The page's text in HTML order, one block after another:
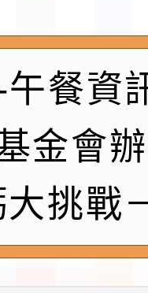
參觀特色
計畫」
民國畫廊
臺北
教育日」
度第1學
課鐘點教
分次招考)
課程
總會划船
市運動會
度
餐資
金會
挑戰